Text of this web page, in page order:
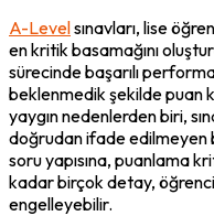
A-Level sınavları, lise
en kritik basamağını
sürecinde başarılı
beklenmedik şekilde puan
yaygın nedenlerden biri,
doğrudan ifade
soru yapısına, puanlama
kadar birçok detay,
engelleyebilir.